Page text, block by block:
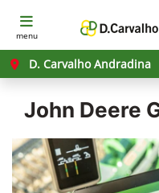
menu
D. Carvalho Andradina
John Deere